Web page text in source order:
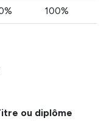
100%
ou diplôme